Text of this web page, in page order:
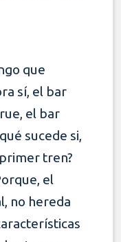
que
sí, el bar
el bar
sucede si,
tren?
el
no hereda